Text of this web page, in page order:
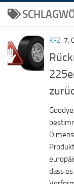
KFZ 7.
dass